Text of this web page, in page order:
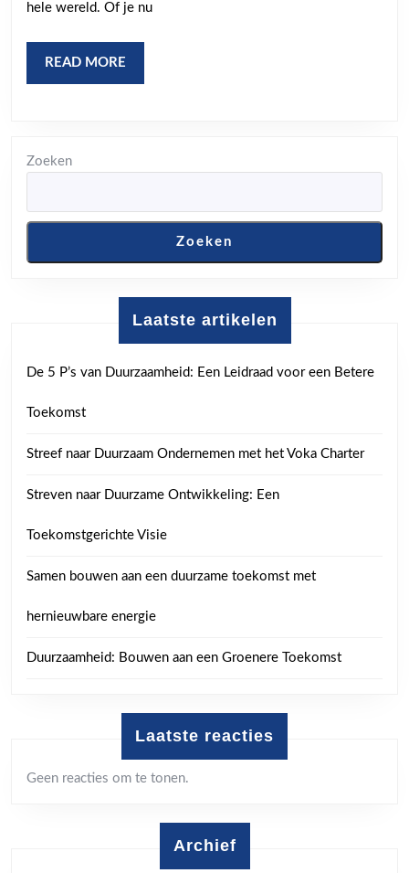
hele wereld. Of je nu
READ MORE
MORE
Zoeken
Zoeken
Laatste artikelen
De 5 P’s van Duurzaamheid: Een Leidraad voor een Betere
Toekomst
Streef naar Duurzaam Ondernemen met het Voka Charter
Streven naar Duurzame Ontwikkeling: Een
Toekomstgerichte Visie
Samen bouwen aan een duurzame toekomst met
hernieuwbare energie
Duurzaamheid: Bouwen aan een Groenere Toekomst
Laatste reacties
Geen reacties om te tonen.
Archief